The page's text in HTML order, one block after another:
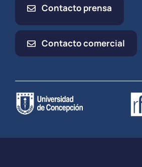
Contacto prensa
Contacto comercial